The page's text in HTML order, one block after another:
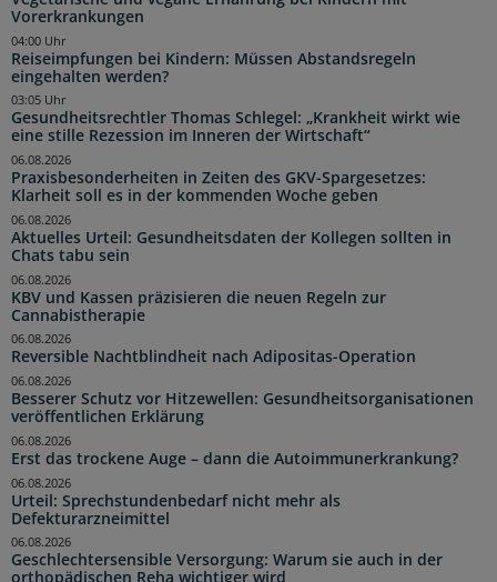
Vorerkrankungen
Reiseimpfungen bei Kindern: Müssen Abstandsregeln
eingehalten werden?
04:00 Uhr
Gesundheitsrechtler Thomas Schlegel: „Krankheit wirkt wie
eine stille Rezession im Inneren der Wirtschaft“
03:05 Uhr
Praxisbesonderheiten in Zeiten des GKV-Spargesetzes:
Klarheit soll es in der kommenden Woche geben
06.08.2026
Aktuelles Urteil: Gesundheitsdaten der Kollegen sollten in
Chats tabu sein
06.08.2026
KBV und Kassen präzisieren die neuen Regeln zur
Cannabistherapie
06.08.2026
Reversible Nachtblindheit nach Adipositas-Operation
06.08.2026
Besserer Schutz vor Hitzewellen: Gesundheitsorganisationen
veröffentlichen Erklärung
06.08.2026
Erst das trockene Auge – dann die Autoimmunerkrankung?
06.08.2026
Urteil: Sprechstundenbedarf nicht mehr als
Defekturarzneimittel
06.08.2026
Geschlechtersensible Versorgung: Warum sie auch in der
orthopädischen Reha wichtiger wird
06.08.2026